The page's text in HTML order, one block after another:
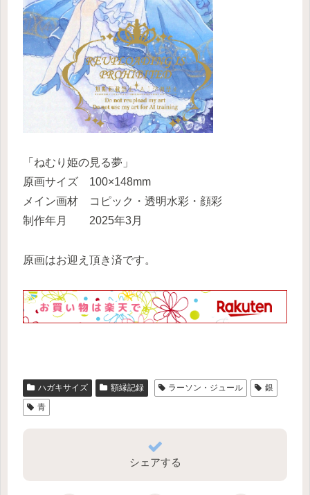
「ねむり姫の見る夢」
原画サイズ 100×148mm
メイン画材 コピック・透明水彩・顔彩
制作年月 2025年3月
原画はお迎え頂き済です。
ハガキサイズ 額縁記録 ラーソン・ジュール
銀
青
シェアする